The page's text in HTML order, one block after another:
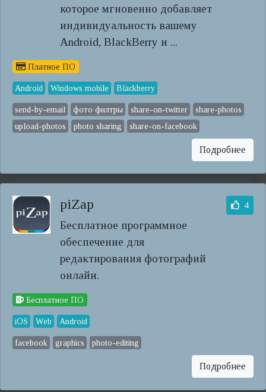
которое мгновенно добавляет
индивидуальность вашему
Android, BlackBerry и ...
Платное ПО
Android Windows mobile Blackberry
send-by-email фото филтры share-on-twitter
share-photos
upload-photos
photo sharing share-on-facebook
Подробнее
piZap
Бесплатное программное
обеспечение для
редактирования фотографий
онлайн.
4
Бесплатное ПО
iOS Web Android
facebook graphics photo-editing
Подробнее